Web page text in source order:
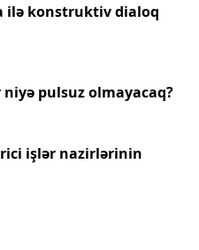
ilə konstruktiv dialoq
pulsuz olmayacaq?
işlər nazirlərinin